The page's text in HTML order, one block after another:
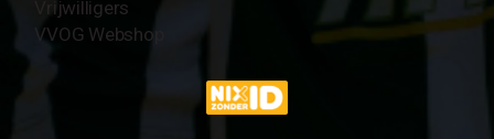
Vrijwilligers
VVOG Webshop